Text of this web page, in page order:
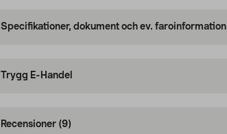
Specifikationer, dokument och ev. faroinformation
Trygg E-Handel
Recensioner (9)